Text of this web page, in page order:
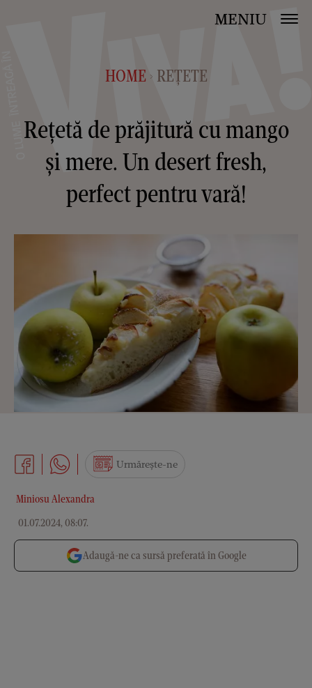
MENIU
HOME > REȚETE
Rețetă de prăjitură cu mango
și mere. Un desert fresh,
perfect pentru vară!
Miniosu Alexandra
01.07.2024, 08:07.
Urmărește-ne
Adaugă-ne ca sursă preferată în Google